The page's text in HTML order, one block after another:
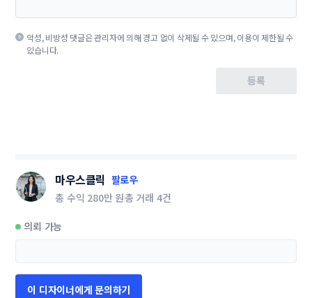
악성, 비방성 댓글은 관리자에 의해 경고 없이 삭제될 수 있으며, 이용이 제한될 수
있습니다.
등록
마우스클릭 팔로우
총 수익 280만 원총 거래 4건
의뢰 가능
이 디자이너에게 문의하기